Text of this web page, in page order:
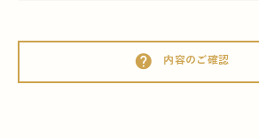
help 内容のご確認